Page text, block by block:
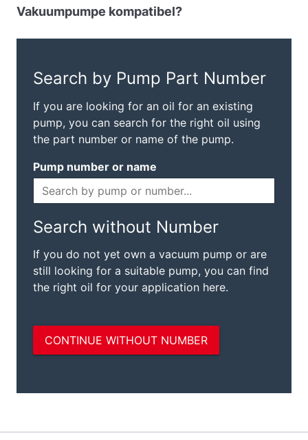
Vakuumpumpe kompatibel?